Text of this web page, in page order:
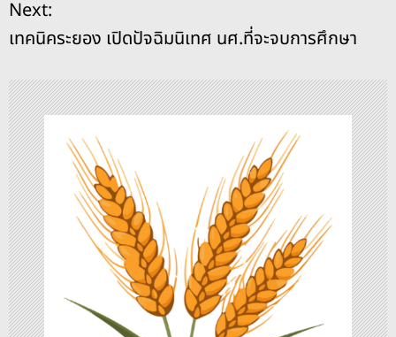
k
ะ
แ
น
ว
เ
รื่
อ
ง
Next:
เทคนิคระยอง เปิดปัจฉิมนิเทศ นศ.ที่จะจบการศึกษา